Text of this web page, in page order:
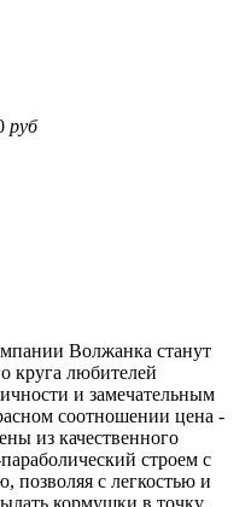
руб
Волжанка станут
круга любителей
и замечательным
соотношении цена -
из качественного
строем с
позволяя с легкостью и
кормушки в точку